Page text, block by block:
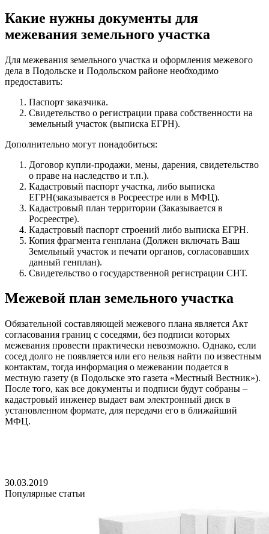
Какие нужны документы для
межевания земельного участка
Для межевания земельного участка и оформления межевого
дела в Подольске и Подольском районе необходимо
предоставить:
Паспорт заказчика.
Свидетельство о регистрации права собственности на
земельный участок (выписка ЕГРН).
Дополнительно могут понадобиться:
Договор купли-продажи, мены, дарения, свидетельство
о праве на наследство и т.п.).
Кадастровый паспорт участка, либо выписка
ЕГРН(заказывается в Росреестре или в МФЦ).
Кадастровый план территории (Заказывается в
Росреестре).
Кадастровый паспорт строений либо выписка ЕГРН.
Копия фрагмента генплана (Должен включать Ваш
Земельный участок и печати органов, согласовавших
данный генплан).
Свидетельство о государственной регистрации СНТ.
Межевой план земельного участка
Обязательной составляющей межевого плана является Акт
согласования границ с соседями, без подписи которых
межевания провести практически невозможно. Однако, если
сосед долго не появляется или его нельзя найти по известным
контактам, тогда информация о межевании подается в
местную газету (в Подольске это газета «Местный Вестник»).
После того, как все документы и подписи будут собраны –
кадастровый инженер выдает вам электронный диск в
установленном формате, для передачи его в ближайший
МФЦ.
30.03.2019
Популярные статьи